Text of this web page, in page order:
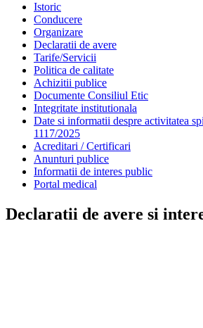
Istoric
Conducere
Organizare
Declaratii de avere
Tarife/Servicii
Politica de calitate
Achizitii publice
Documente Consiliul Etic
Integritate institutionala
Date si informatii despre activitatea
1117/2025
Acreditari / Certificari
Anunturi publice
Informatii de interes public
Portal medical
Declaratii de avere si